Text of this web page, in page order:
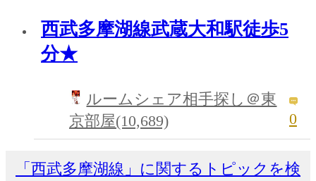
西武多摩湖線武蔵大和駅徒歩5
分★
ルームシェア相手探し＠東
京部屋(10,689)
0
「西武多摩湖線」に関するトピックを検